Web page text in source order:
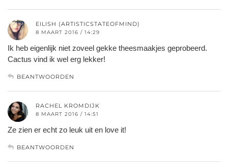
EILISH (ARTISTICSTATEOFMIND)
8 MAART 2016 / 14:29
Ik heb eigenlijk niet zoveel gekke theesmaakjes geprobeerd.
Cactus vind ik wel erg lekker!
BEANTWOORDEN
RACHEL KROMDIJK
8 MAART 2016 / 14:51
Ze zien er echt zo leuk uit en love it!
BEANTWOORDEN